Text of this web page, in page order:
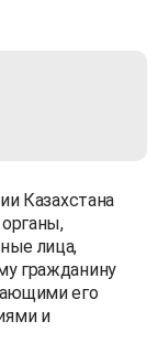
Казахстана
лица,
гражданину
его
и